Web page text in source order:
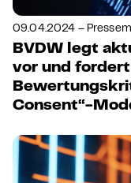
09.04.2024 –
BVDW legt
vor und
Consent“-